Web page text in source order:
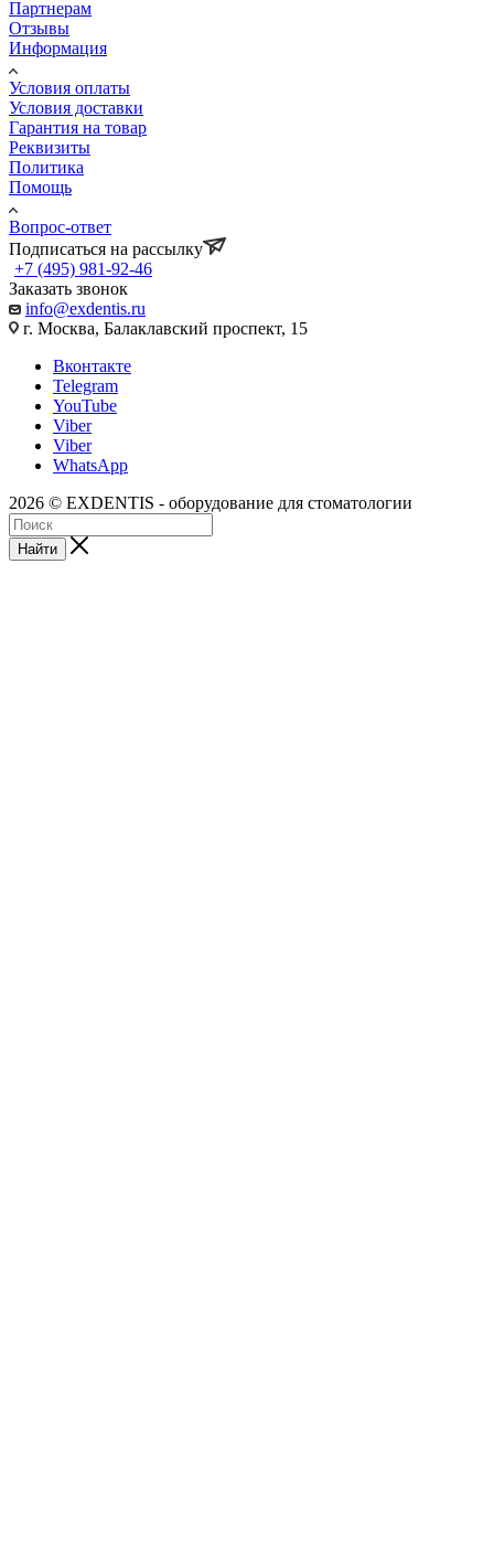
Партнерам
Отзывы
Информация
Условия оплаты
Условия доставки
Гарантия на товар
Реквизиты
Политика
Помощь
Вопрос-ответ
Подписаться на рассылку
+7 (495) 981-92-46
Заказать звонок
info@exdentis.ru
г. Москва, Балаклавский проспект, 15
Вконтакте
Telegram
YouTube
Viber
Viber
WhatsApp
2026 © EXDENTIS - оборудование для стоматологии
Найти